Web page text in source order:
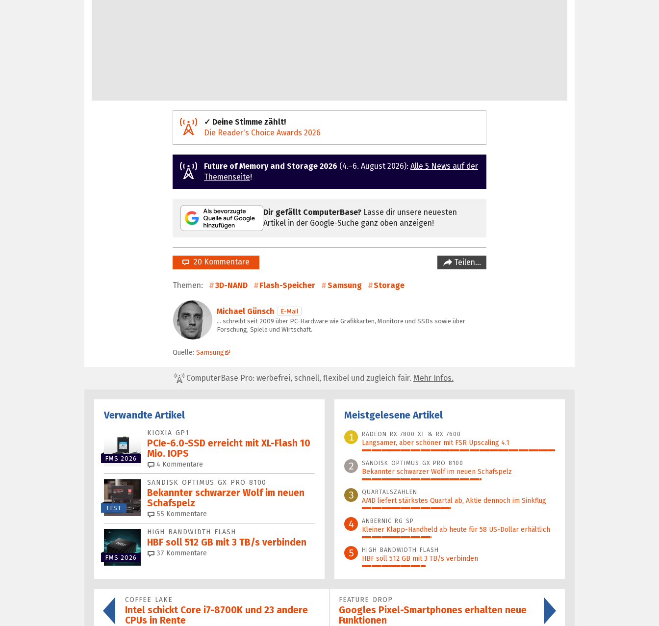
✓ Deine Stimme zählt!
Die Reader's Choice Awards 2026
Future of Memory and Storage 2026 (4.–6. August 2026): Alle 5 News auf der
Themenseite!
Dir gefällt ComputerBase? Lasse dir unsere neuesten
Artikel in der Google-Suche ganz oben anzeigen!
20 Kommentare Teilen…
Themen: 3D-NAND Flash-Speicher Samsung Storage
Michael Günsch
E-Mail
… schreibt seit 2009 über PC-Hardware wie Grafikkarten, Monitore und SSDs sowie über
Forschung, Spiele und Wirtschaft.
Quelle: Samsung
ComputerBase Pro: werbefrei, schnell, flexibel und zugleich fair. Mehr Infos.
Verwandte Artikel
FMS 2026
KIOXIA GP1
PCIe-6.0-SSD erreicht mit XL-Flash 10
Mio. IOPS
4 Kommentare
TEST
SANDISK OPTIMUS GX PRO 8100
Bekannter schwarzer Wolf im neuen
Schafspelz
55 Kommentare
FMS 2026
HIGH BANDWIDTH FLASH
HBF soll 512 GB mit 3 TB/s verbinden
37 Kommentare
Meistgelesene Artikel
1
RADEON RX 7800 XT & RX 7600
Langsamer, aber schöner mit FSR Upscaling 4.1
100%
2 SANDISK OPTIMUS GX PRO 8100
Bekannter schwarzer Wolf im neuen Schafspelz
62%
3 QUARTALSZAHLEN
AMD liefert stärkstes Quartal ab, Aktie dennoch im Sinkflug
46%
4 ANBERNIC RG SP
Kleiner Klapp-Hand­held ab heute für 58 US-Dollar er­hält­lich
36%
5 HIGH BANDWIDTH FLASH
HBF soll 512 GB mit 3 TB/s verbinden
33%
COFFEE LAKE
Intel schickt Core i7-8700K und 23 andere
CPUs in Rente
FEATURE DROP
Googles Pixel-Smartphones erhalten neue
Funktionen